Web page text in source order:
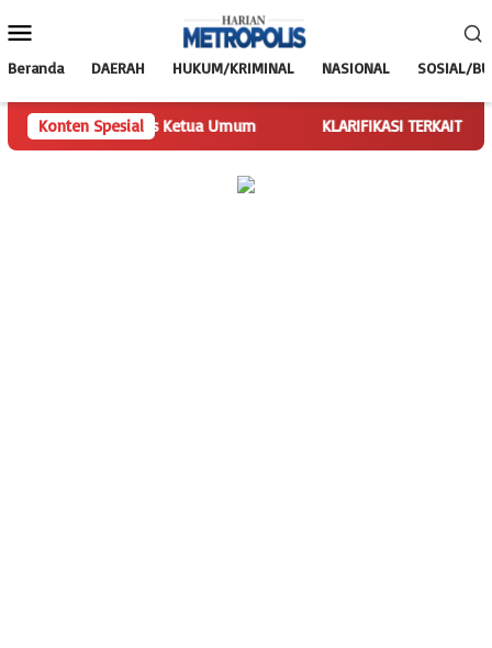
ke
Mobile
Beranda DAERAH HUKUM/KRIMINAL NASIONAL SOSIAL/
Konten Spesial
Jalankan Tugas Ketua Umum KLARIFIKASI TERKAIT